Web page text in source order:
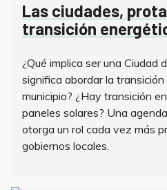
Las ciudades,
transición
¿Qué implica ser una Ciudad
significa abordar la
municipio? ¿Hay transición
paneles solares? Una
otorga un rol cada vez más
gobiernos locales.